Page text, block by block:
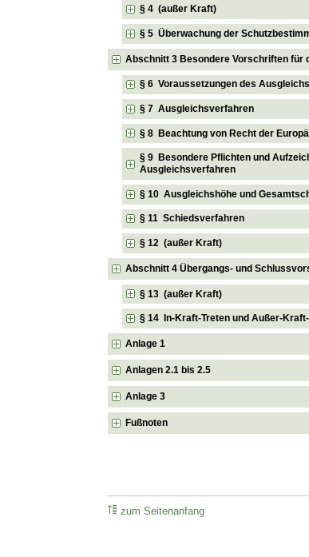
§ 4 (außer Kraft)
§ 5 Überwachung der
Abschnitt 3 Besondere Vorschriften für
§ 6 Voraussetzungen des Ausgleichs
§ 7 Ausgleichsverfahren
§ 8 Beachtung von Recht der
§ 9 Besondere Pflichten und
Ausgleichsverfahren
§ 10 Ausgleichshöhe und
§ 11 Schiedsverfahren
§ 12 (außer Kraft)
Abschnitt 4 Übergangs- und
§ 13 (außer Kraft)
§ 14 In-Kraft-Treten und Außer-
Anlage 1
Anlagen 2.1 bis 2.5
Anlage 3
Fußnoten
zum Seitenanfang